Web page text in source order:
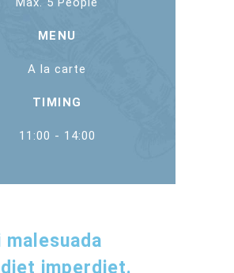
MENU
A la carte
TIMING
11:00 - 14:00
malesuada
imperdiet.